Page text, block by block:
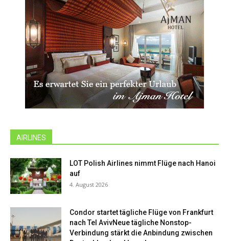
AIRLINES
LOT Polish Airlines nimmt Flüge nach Hanoi
auf
4. August 2026
Condor startet tägliche Flüge von Frankfurt
nach Tel AvivNeue tägliche Nonstop-
Verbindung stärkt die Anbindung zwischen